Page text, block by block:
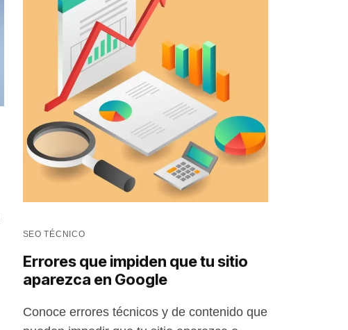
SEO TÉCNICO
Errores que impiden que tu sitio
aparezca en Google
Conoce errores técnicos y de contenido que